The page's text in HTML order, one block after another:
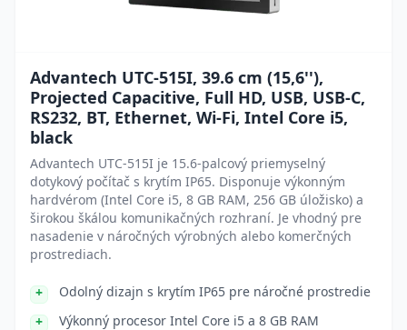
Advantech UTC-515I, 39.6 cm (15,6''),
Projected Capacitive, Full HD, USB, USB-C,
RS232, BT, Ethernet, Wi-Fi, Intel Core i5,
black
Advantech UTC-515I je 15.6-palcový priemyselný
dotykový počítač s krytím IP65. Disponuje výkonným
hardvérom (Intel Core i5, 8 GB RAM, 256 GB úložisko) a
širokou škálou komunikačných rozhraní. Je vhodný pre
nasadenie v náročných výrobných alebo komerčných
prostrediach.
Odolný dizajn s krytím IP65 pre náročné prostredie
Výkonný procesor Intel Core i5 a 8 GB RAM